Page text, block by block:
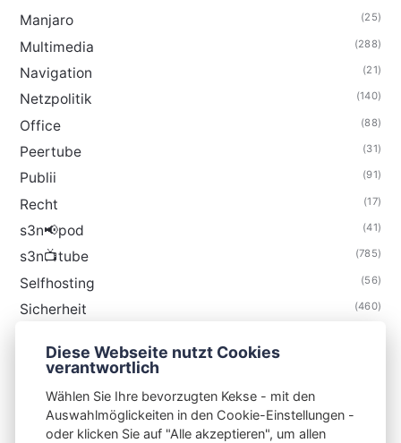
Manjaro (25)
Multimedia (288)
Navigation (21)
Netzpolitik (140)
Office (88)
Peertube (31)
Publii (91)
Recht (17)
s3n📢pod (41)
s3n📺tube (785)
Selfhosting (56)
Sicherheit (460)
Thunderbird
Diese Webseite nutzt Cookies
verantwortlich
Wählen Sie Ihre bevorzugten Kekse - mit den
Auswahlmöglickeiten in den Cookie-Einstellungen -
oder klicken Sie auf "Alle akzeptieren", um allen